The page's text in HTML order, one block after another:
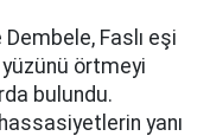
Faslı eşi
örtmeyi
bulundu.
yanı